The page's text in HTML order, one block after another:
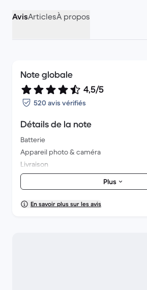
AvisArticlesÀ propos
Note globale
4,5/5
520 avis vérifiés
Détails de la note
Batterie
Appareil photo & caméra
Livraison
Accessoires
Emballage
Performances globales
Plus
En savoir plus sur les avis